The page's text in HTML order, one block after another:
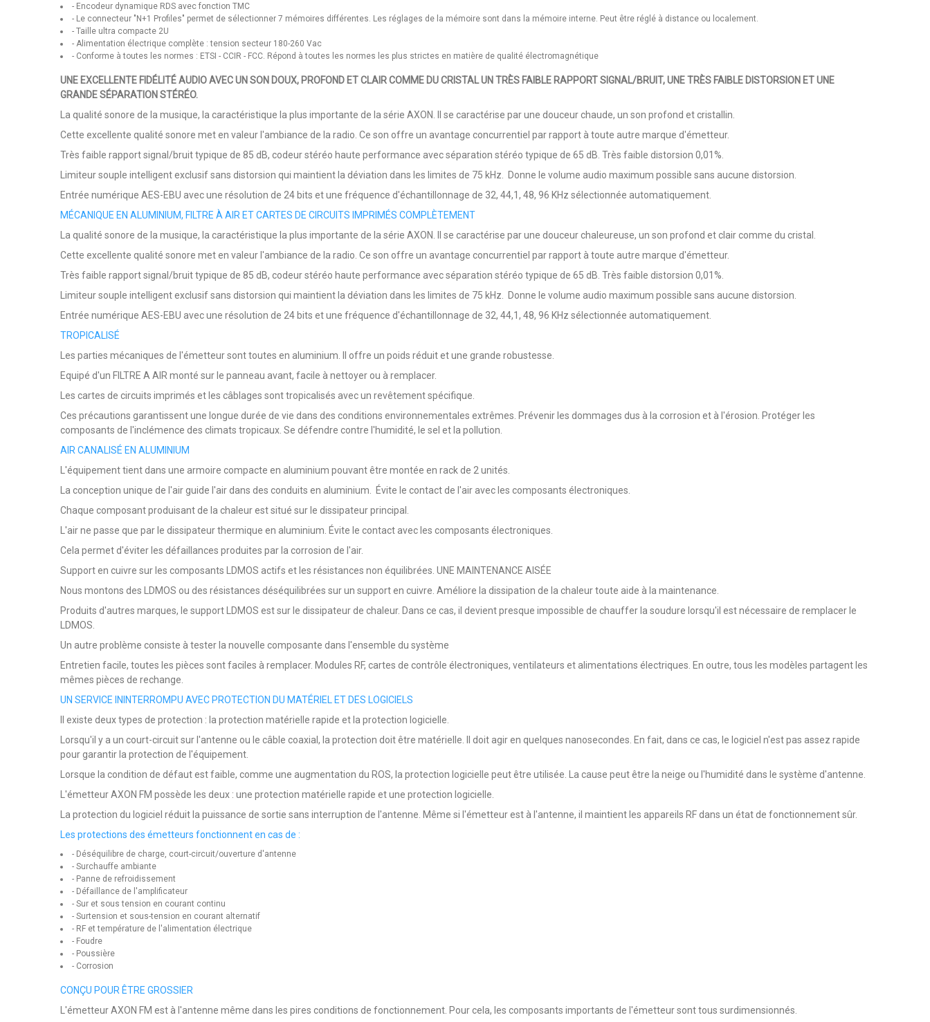
- Encodeur dynamique RDS avec fonction TMC
- Le connecteur "N+1 Profiles" permet de sélectionner 7 mémoires différentes. Les réglages de la mémoire sont dans la mémoire interne. Peut être réglé à distance ou localement.
- Taille ultra compacte 2U
- Alimentation électrique complète : tension secteur 180-260 Vac
- Conforme à toutes les normes : ETSI - CCIR - FCC. Répond à toutes les normes les plus strictes en matière de qualité électromagnétique
UNE EXCELLENTE FIDÉLITÉ AUDIO AVEC UN SON DOUX, PROFOND ET CLAIR COMME DU CRISTAL UN TRÈS FAIBLE RAPPORT SIGNAL/BRUIT, UNE TRÈS FAIBLE DISTORSION ET UNE
GRANDE SÉPARATION STÉRÉO.
La qualité sonore de la musique, la caractéristique la plus importante de la série AXON. Il se caractérise par une douceur chaude, un son profond et cristallin.
Cette excellente qualité sonore met en valeur l'ambiance de la radio. Ce son offre un avantage concurrentiel par rapport à toute autre marque d'émetteur.
Très faible rapport signal/bruit typique de 85 dB, codeur stéréo haute performance avec séparation stéréo typique de 65 dB. Très faible distorsion 0,01%.
Limiteur souple intelligent exclusif sans distorsion qui maintient la déviation dans les limites de 75 kHz. Donne le volume audio maximum possible sans aucune distorsion.
Entrée numérique AES-EBU avec une résolution de 24 bits et une fréquence d'échantillonnage de 32, 44,1, 48, 96 KHz sélectionnée automatiquement.
MÉCANIQUE EN ALUMINIUM, FILTRE À AIR ET CARTES DE CIRCUITS IMPRIMÉS COMPLÈTEMENT
La qualité sonore de la musique, la caractéristique la plus importante de la série AXON. Il se caractérise par une douceur chaleureuse, un son profond et clair comme du cristal.
Cette excellente qualité sonore met en valeur l'ambiance de la radio. Ce son offre un avantage concurrentiel par rapport à toute autre marque d'émetteur.
Très faible rapport signal/bruit typique de 85 dB, codeur stéréo haute performance avec séparation stéréo typique de 65 dB. Très faible distorsion 0,01%.
Limiteur souple intelligent exclusif sans distorsion qui maintient la déviation dans les limites de 75 kHz. Donne le volume audio maximum possible sans aucune distorsion.
Entrée numérique AES-EBU avec une résolution de 24 bits et une fréquence d'échantillonnage de 32, 44,1, 48, 96 KHz sélectionnée automatiquement.
TROPICALISÉ
Les parties mécaniques de l'émetteur sont toutes en aluminium. Il offre un poids réduit et une grande robustesse.
Equipé d'un FILTRE A AIR monté sur le panneau avant, facile à nettoyer ou à remplacer.
Les cartes de circuits imprimés et les câblages sont tropicalisés avec un revêtement spécifique.
Ces précautions garantissent une longue durée de vie dans des conditions environnementales extrêmes. Prévenir les dommages dus à la corrosion et à l'érosion. Protéger les
composants de l'inclémence des climats tropicaux. Se défendre contre l'humidité, le sel et la pollution.
AIR CANALISÉ EN ALUMINIUM
L'équipement tient dans une armoire compacte en aluminium pouvant être montée en rack de 2 unités.
La conception unique de l'air guide l'air dans des conduits en aluminium. Évite le contact de l'air avec les composants électroniques.
Chaque composant produisant de la chaleur est situé sur le dissipateur principal.
L'air ne passe que par le dissipateur thermique en aluminium. Évite le contact avec les composants électroniques.
Cela permet d'éviter les défaillances produites par la corrosion de l'air.
Support en cuivre sur les composants LDMOS actifs et les résistances non équilibrées. UNE MAINTENANCE AISÉE
Nous montons des LDMOS ou des résistances déséquilibrées sur un support en cuivre. Améliore la dissipation de la chaleur toute aide à la maintenance.
Produits d'autres marques, le support LDMOS est sur le dissipateur de chaleur. Dans ce cas, il devient presque impossible de chauffer la soudure lorsqu'il est nécessaire de remplacer le
LDMOS.
Un autre problème consiste à tester la nouvelle composante dans l'ensemble du système
Entretien facile, toutes les pièces sont faciles à remplacer. Modules RF, cartes de contrôle électroniques, ventilateurs et alimentations électriques. En outre, tous les modèles partagent les
mêmes pièces de rechange.
UN SERVICE ININTERROMPU AVEC PROTECTION DU MATÉRIEL ET DES LOGICIELS
Il existe deux types de protection : la protection matérielle rapide et la protection logicielle.
Lorsqu'il y a un court-circuit sur l'antenne ou le câble coaxial, la protection doit être matérielle. Il doit agir en quelques nanosecondes. En fait, dans ce cas, le logiciel n'est pas assez rapide
pour garantir la protection de l'équipement.
Lorsque la condition de défaut est faible, comme une augmentation du ROS, la protection logicielle peut être utilisée. La cause peut être la neige ou l'humidité dans le système d'antenne.
L'émetteur AXON FM possède les deux : une protection matérielle rapide et une protection logicielle.
La protection du logiciel réduit la puissance de sortie sans interruption de l'antenne. Même si l'émetteur est à l'antenne, il maintient les appareils RF dans un état de fonctionnement sûr.
Les protections des émetteurs fonctionnent en cas de :
- Déséquilibre de charge, court-circuit/ouverture d'antenne
- Surchauffe ambiante
- Panne de refroidissement
- Défaillance de l'amplificateur
- Sur et sous tension en courant continu
- Surtension et sous-tension en courant alternatif
- RF et température de l'alimentation électrique
- Foudre
- Poussière
- Corrosion
CONÇU POUR ÊTRE GROSSIER
L'émetteur AXON FM est à l'antenne même dans les pires conditions de fonctionnement. Pour cela, les composants importants de l'émetteur sont tous surdimensionnés.